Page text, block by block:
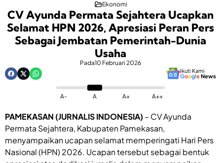
Ekonomi
CV Ayunda Permata Sejahtera Ucapkan
Selamat HPN 2026, Apresiasi Peran Pers
Sebagai Jembatan Pemerintah-Dunia
Usaha
Pada10 Februari 2026
Ikuti Kami
GoogleNews
A- A A+ A++
PAMEKASAN (JURNALIS INDONESIA) – CV Ayunda
Permata Sejahtera, Kabupaten Pamekasan,
menyampaikan ucapan selamat memperingati Hari Pers
Nasional (HPN) 2026. Ucapan tersebut sebagai bentuk